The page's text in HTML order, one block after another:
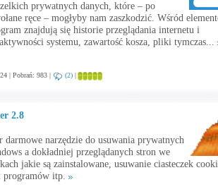
prywatnych danych, które – po
ręce – mogłyby nam zaszkodzić. Wśród
znajdują się historie przeglądania internetu i
systemu, zawartość kosza, pliki tymczas...
| Pobrań: 983 | (2) |
2.8
darmowe narzędzie do usuwania prywatnych
a dokładniej przeglądanych stron we
jakie są zainstalowane, usuwanie ciasteczek
programów itp.